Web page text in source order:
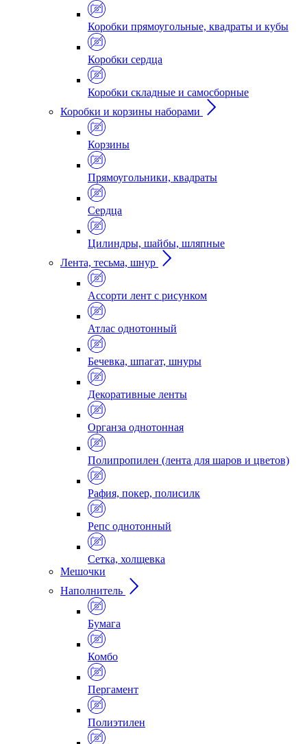
Коробки прямоугольные, квадраты и кубы
Коробки сердца
Коробки складные и самосборные
Коробки и корзины наборами
Корзины
Прямоугольники, квадраты
Сердца
Цилиндры, шайбы, шляпные
Лента, тесьма, шнур
Ассорти лент с рисунком
Атлас однотонный
Бечевка, шпагат, шнуры
Декоративные ленты
Органза однотонная
Полипропилен (лента для шаров и цветов)
Рафия, покер, полисилк
Репс однотонный
Сетка, холщевка
Мешочки
Наполнитель
Бумага
Комбо
Пергамент
Полиэтилен